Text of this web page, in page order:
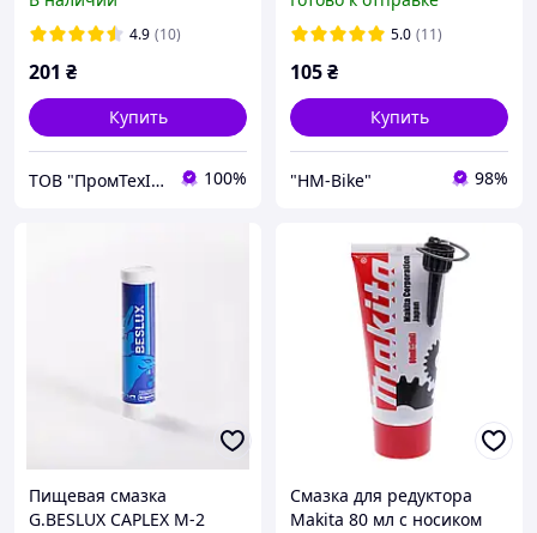
4.9 (10)
201 ₴
Купить
ТОВ "ПромТехІмпорт+" 100%
подшипников, 25 г SW-
92SA
5.0 (11)
105₴
Купить
"HM-Bike" 98%
Пищевая смазка
G.BESLUX CAPLEX M-2
Смазка для редуктора
Makita 80 мл с носиком